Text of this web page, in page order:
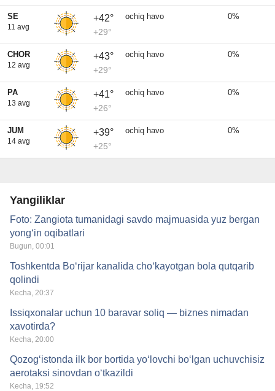
SE
11 avg
+42°
+29°
ochiq havo 0%
CHOR
12 avg
+43°
+29°
ochiq havo 0%
PA
13 avg
+41°
+26°
ochiq havo 0%
JUM
14 avg
+39°
+25°
ochiq havo 0%
Yangiliklar
Foto: Zangiota tumanidagi savdo majmuasida yuz bergan
yong‘in oqibatlari
Bugun, 00:01
Toshkentda Bo‘rijar kanalida cho‘kayotgan bola qutqarib
qolindi
Kecha, 20:37
Issiqxonalar uchun 10 baravar soliq — biznes nimadan
xavotirda?
Kecha, 20:00
Qozog‘istonda ilk bor bortida yo‘lovchi bo‘lgan uchuvchisiz
aerotaksi sinovdan o‘tkazildi
Kecha, 19:52